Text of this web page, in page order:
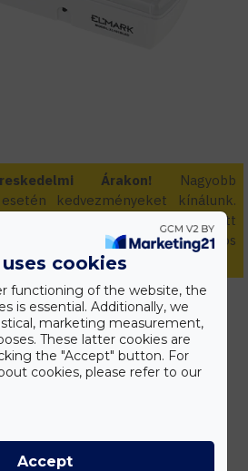
Árakon!
Nagyobb
kedvezményeket kínálunk.
egyedi és személyre szabott
és viszonteladóknak folyamatos
cookies
functioning of the website, the
is essential. Additionally, we
marketing measurement,
These latter cookies are
the "Accept" button. For
cookies, please refer to our
Accept